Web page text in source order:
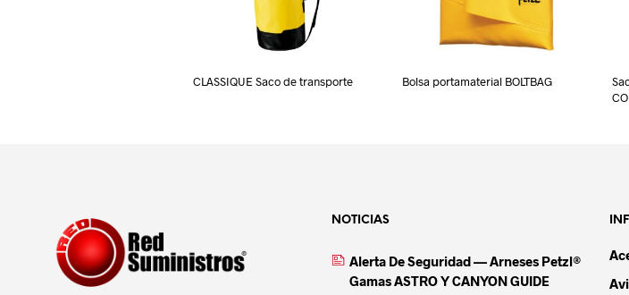
CLASSIQUE Saco de transporte Bolsa portamaterial BOLTBAG
NOTICIAS
Alerta De Seguridad — Arneses Petzl®
Gamas ASTRO Y CANYON GUIDE